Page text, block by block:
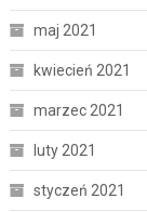
maj 2021
kwiecień 2021
marzec 2021
luty 2021
styczeń 2021